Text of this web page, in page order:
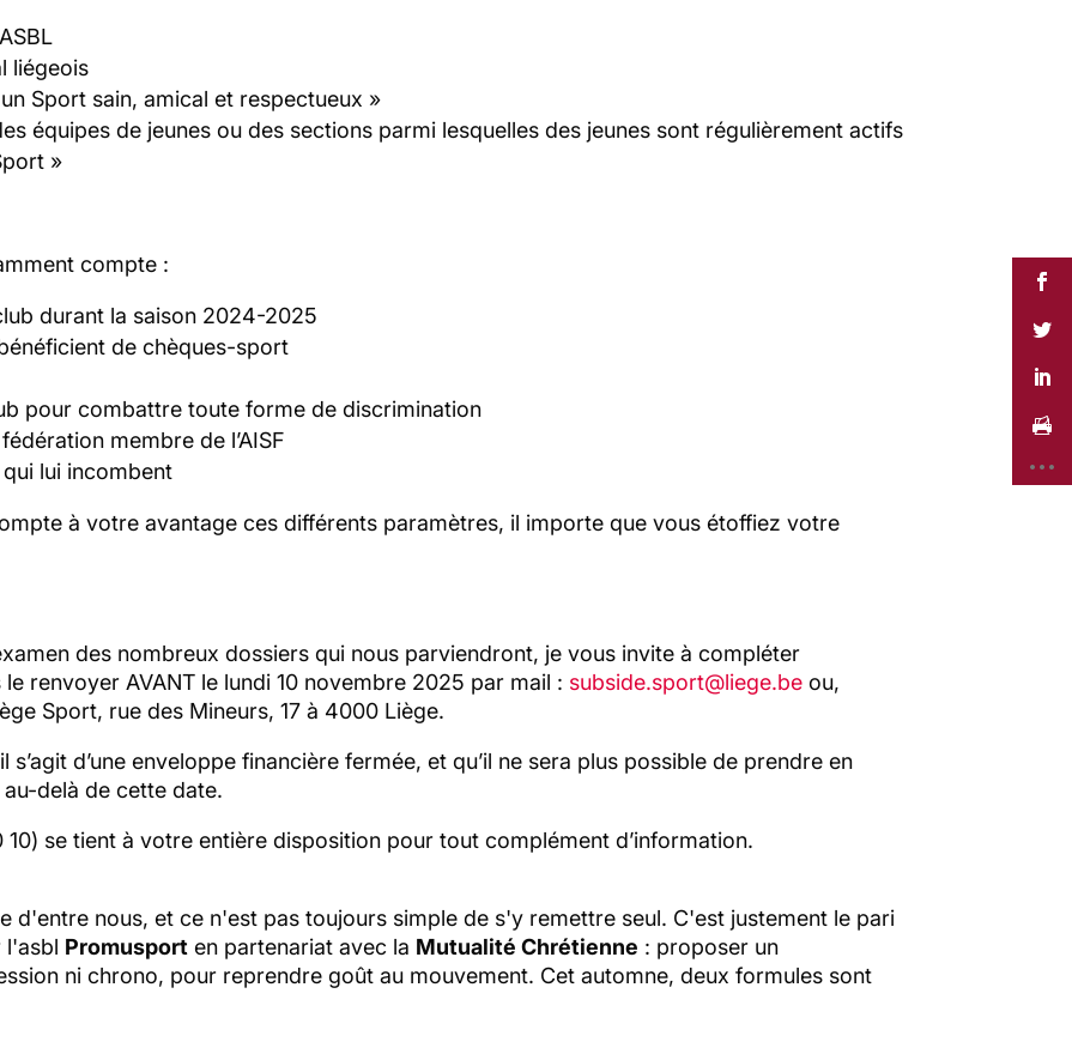
liégeois
Sport sain, amical et respectueux »
équipes de jeunes ou des sections parmi lesquelles des jeunes sont régulièrement actifs
»
compte :
durant la saison 2024-2025
de chèques-sport
pour combattre toute forme de discrimination
membre de l’AISF
lui incombent
à votre avantage ces différents paramètres, il importe que vous étoffiez votre
des nombreux dossiers qui nous parviendront, je vous invite à compléter
renvoyer AVANT le lundi 10 novembre 2025 par mail : subside.sport@liege.be ou,
Sport, rue des Mineurs, 17 à 4000 Liège.
s’agit d’une enveloppe financière fermée, et qu’il ne sera plus possible de prendre en
delà de cette date.
10) se tient à votre entière disposition pour tout complément d’information.
d'entre nous, et ce n'est pas toujours simple de s'y remettre seul. C'est justement le pari
l'asbl Promusport en partenariat avec la Mutualité Chrétienne : proposer un
ni chrono, pour reprendre goût au mouvement. Cet automne, deux formules sont